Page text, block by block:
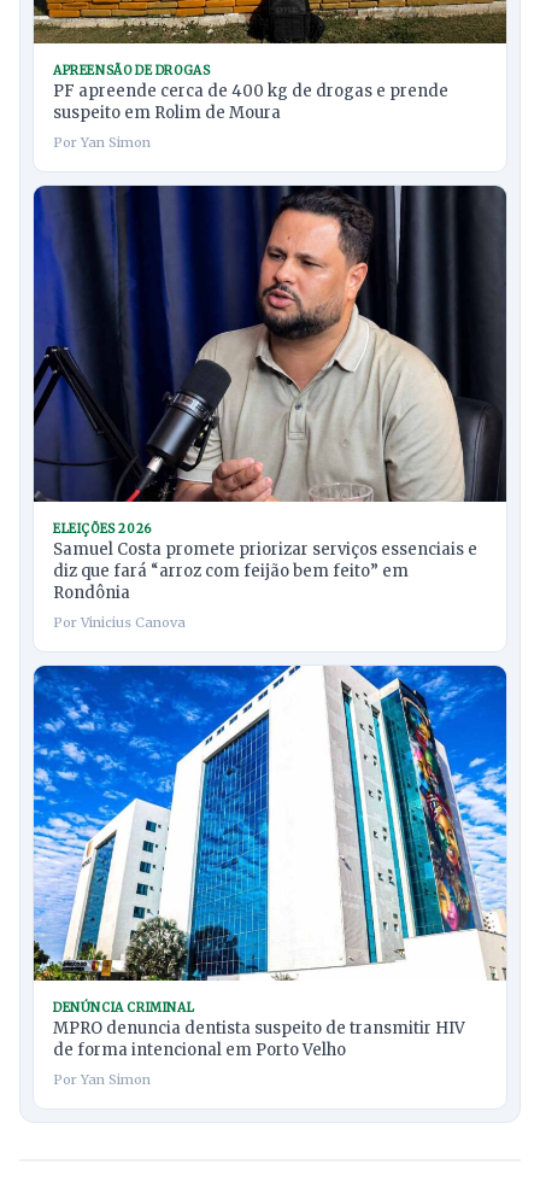
APREENSÃO DE DROGAS
PF apreende cerca de 400 kg de drogas e prende
suspeito em Rolim de Moura
Por Yan Simon
ELEIÇÕES 2026
Samuel Costa promete priorizar serviços essenciais e
diz que fará “arroz com feijão bem feito” em
Rondônia
Por Vinicius Canova
DENÚNCIA CRIMINAL
MPRO denuncia dentista suspeito de transmitir HIV
de forma intencional em Porto Velho
Por Yan Simon